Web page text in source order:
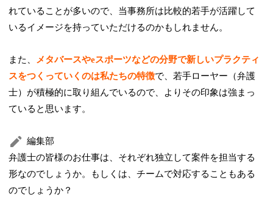
れていることが多いので、当事務所は比較的若手が活躍して
いるイメージを持っていただけるのかもしれません。
また、
メタバースやeスポーツなどの分野で新しいプラクティ
スをつくっていくのは私たちの特徴で、若手ローヤー（弁護
士）が積極的に取り組んでいるので、よりその印象は強まっ
ていると思います。
編集部
弁護士の皆様のお仕事は、それぞれ独立して案件を担当する
形なのでしょうか。もしくは、チームで対応することもある
のでしょうか？